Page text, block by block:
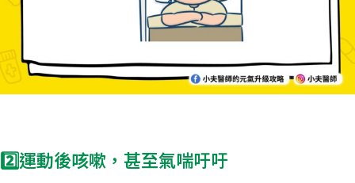
2️⃣運動後咳嗽，甚至氣喘吁吁